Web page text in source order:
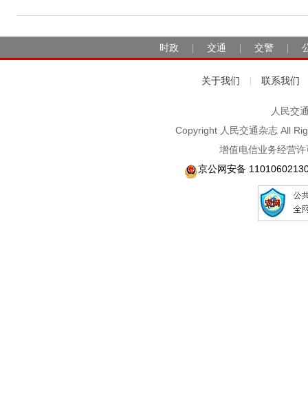
时政 交通 交警
关于我们 联系我们
人民交
Copyright 人民交通杂志 All
增值电信业务经营
京公网安备